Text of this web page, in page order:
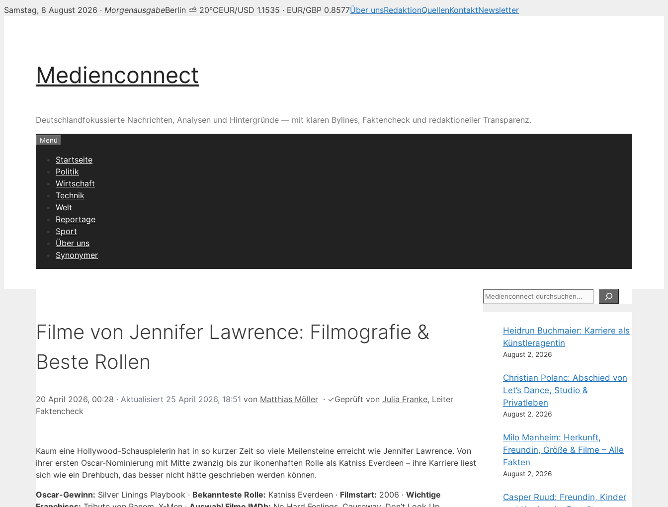
Samstag, 8 August 2026 · MorgenausgabeBerlin ⛅ 20°CEUR/USD 1.1535 · EUR/GBP 0.8577Über unsRedaktionQuellenKontaktNewsletter
Medienconnect
Deutschlandfokussierte Nachrichten, Analysen und Hintergründe — mit klaren Bylines, Faktencheck und redaktioneller Transparenz.
Menü
Startseite
Politik
Wirtschaft
Technik
Welt
Reportage
Sport
Über uns
Synonymer
Filme von Jennifer Lawrence: Filmografie &
Beste Rollen
20 April 2026, 00:28 · Aktualisiert 25 April 2026, 18:51 von Matthias Möller · ✓Geprüft von Julia Franke, Leiter
Faktencheck
Kaum eine Hollywood-Schauspielerin hat in so kurzer Zeit so viele Meilensteine erreicht wie Jennifer Lawrence. Von
ihrer ersten Oscar-Nominierung mit Mitte zwanzig bis zur ikonenhaften Rolle als Katniss Everdeen – ihre Karriere liest
sich wie ein Drehbuch, das besser nicht hätte geschrieben werden können.
Oscar-Gewinn: Silver Linings Playbook · Bekannteste Rolle: Katniss Everdeen · Filmstart: 2006 · Wichtige
Suchen
Heidrun Buchmaier: Karriere als
Künstleragentin
August 2, 2026
Christian Polanc: Abschied von
Let’s Dance, Studio &
Privatleben
August 2, 2026
Milo Manheim: Herkunft,
Freundin, Größe & Filme – Alle
Fakten
August 2, 2026
Casper Ruud: Freundin, Kinder